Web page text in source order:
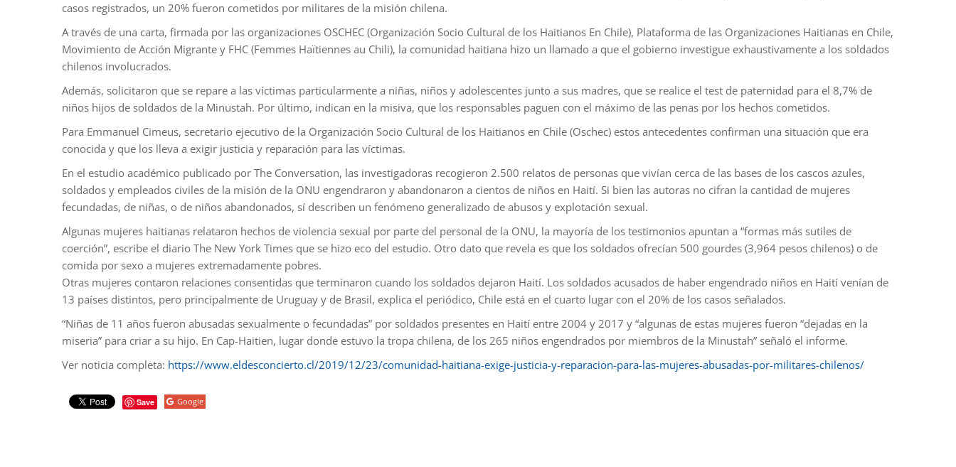
casos registrados, un 20% fueron cometidos por militares de la misión chilena.
A través de una carta, firmada por las organizaciones OSCHEC (Organización Socio Cultural de los Haitianos En Chile), Plataforma de las Organizaciones Haitianas en Chile,
Movimiento de Acción Migrante y FHC (Femmes Haïtiennes au Chili), la comunidad haitiana hizo un llamado a que el gobierno investigue exhaustivamente a los soldados
chilenos involucrados.
Además, solicitaron que se repare a las víctimas particularmente a niñas, niños y adolescentes junto a sus madres, que se realice el test de paternidad para el 8,7% de
niños hijos de soldados de la Minustah. Por último, indican en la misiva, que los responsables paguen con el máximo de las penas por los hechos cometidos.
Para Emmanuel Cimeus, secretario ejecutivo de la Organización Socio Cultural de los Haitianos en Chile (Oschec) estos antecedentes confirman una situación que era
conocida y que los lleva a exigir justicia y reparación para las víctimas.
En el estudio académico publicado por The Conversation, las investigadoras recogieron 2.500 relatos de personas que vivían cerca de las bases de los cascos azules,
soldados y empleados civiles de la misión de la ONU engendraron y abandonaron a cientos de niños en Haití. Si bien las autoras no cifran la cantidad de mujeres
fecundadas, de niñas, o de niños abandonados, sí describen un fenómeno generalizado de abusos y explotación sexual.
Algunas mujeres haitianas relataron hechos de violencia sexual por parte del personal de la ONU, la mayoría de los testimonios apuntan a “formas más sutiles de
coerción”, escribe el diario The New York Times que se hizo eco del estudio. Otro dato que revela es que los soldados ofrecían 500 gourdes (3,964 pesos chilenos) o de
comida por sexo a mujeres extremadamente pobres.
Otras mujeres contaron relaciones consentidas que terminaron cuando los soldados dejaron Haití. Los soldados acusados de haber engendrado niños en Haití venían de
13 países distintos, pero principalmente de Uruguay y de Brasil, explica el periódico, Chile está en el cuarto lugar con el 20% de los casos señalados.
“Niñas de 11 años fueron abusadas sexualmente o fecundadas” por soldados presentes en Haití entre 2004 y 2017 y “algunas de estas mujeres fueron “dejadas en la
miseria” para criar a su hijo. En Cap-Haitien, lugar donde estuvo la tropa chilena, de los 265 niños engendrados por miembros de la Minustah” señaló el informe.
Ver noticia completa: https://www.eldesconcierto.cl/2019/12/23/comunidad-haitiana-exige-justicia-y-reparacion-para-las-mujeres-abusadas-por-militares-chilenos/
Google
Save